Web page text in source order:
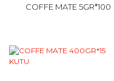
COFFE MATE 5GR*100